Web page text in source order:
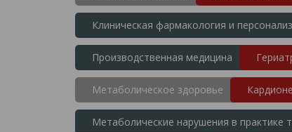
Клиническая фармакология и
Производственная медицина
Метаболическое здоровье
Метаболические нарушения в практике